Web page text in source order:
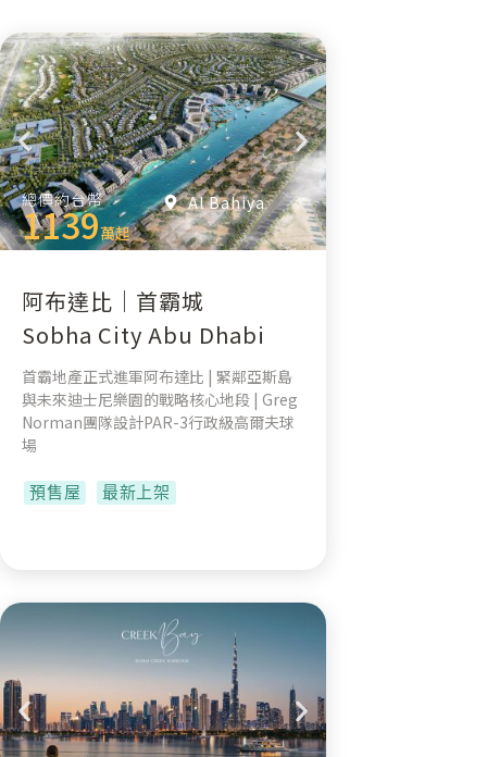
總價約台幣
1139萬起
Al Bahiya
阿布達比｜首霸城
Sobha City Abu Dhabi
首霸地產正式進軍阿布達比 | 緊鄰亞斯島
與未來迪士尼樂園的戰略核心地段 | Greg
Norman團隊設計PAR-3行政級高爾夫球
場
預售屋 最新上架